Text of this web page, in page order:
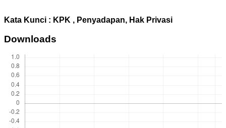
Kata Kunci : KPK , Penyadapan, Hak Privasi
Downloads